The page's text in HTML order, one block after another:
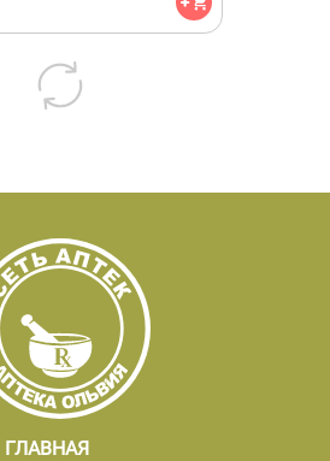
ГЛАВНАЯ